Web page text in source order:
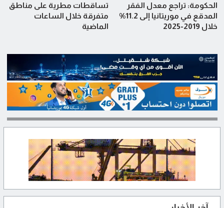
الحكومة: تراجع معدل الفقر
المدقع في موريتانيا إلى 11.2%
خلال 2019-2025
تساقطات مطرية على مناطق
متفرقة خلال الساعات
الماضية